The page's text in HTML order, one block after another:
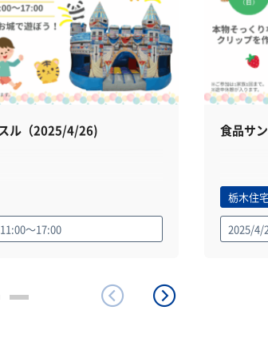
ル（2025/4/26)
～17:00
食品サ
栃木住
2025/4/